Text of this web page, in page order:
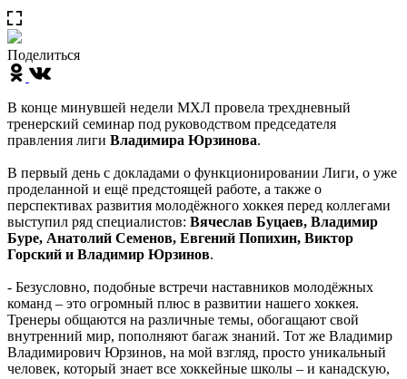
Поделиться
В конце минувшей недели МХЛ провела трехдневный
тренерский семинар под руководством председателя
правления лиги Владимира Юрзинова.
В первый день с докладами о функционировании Лиги, о уже
проделанной и ещё предстоящей работе, а также о
перспективах развития молодёжного хоккея перед коллегами
выступил ряд специалистов: Вячеслав Буцаев, Владимир
Буре, Анатолий Семенов, Евгений Попихин, Виктор
Горский и Владимир Юрзинов.
- Безусловно, подобные встречи наставников молодёжных
команд – это огромный плюс в развитии нашего хоккея.
Тренеры общаются на различные темы, обогащают свой
внутренний мир, пополняют багаж знаний. Тот же Владимир
Владимирович Юрзинов, на мой взгляд, просто уникальный
человек, который знает все хоккейные школы – и канадскую,